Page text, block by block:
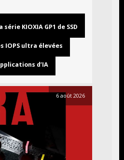
série KIOXIA GP1 de SSD
IOPS ultra élevées
d’IA
6 août 2026